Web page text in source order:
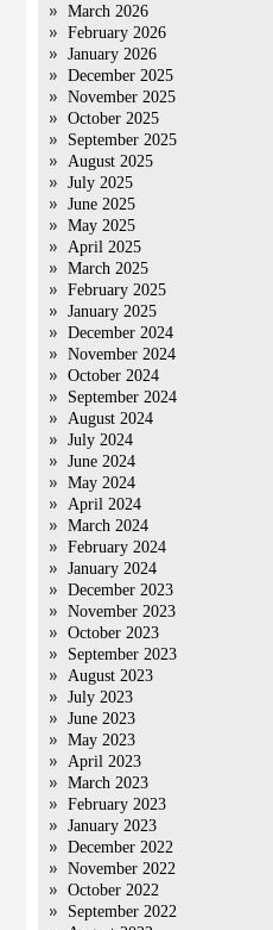
March 2026
February 2026
January 2026
December 2025
November 2025
October 2025
September 2025
August 2025
July 2025
June 2025
May 2025
April 2025
March 2025
February 2025
January 2025
December 2024
November 2024
October 2024
September 2024
August 2024
July 2024
June 2024
May 2024
April 2024
March 2024
February 2024
January 2024
December 2023
November 2023
October 2023
September 2023
August 2023
July 2023
June 2023
May 2023
April 2023
March 2023
February 2023
January 2023
December 2022
November 2022
October 2022
September 2022